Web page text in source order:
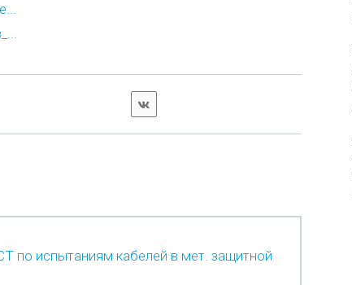
по испытаниям кабелей в мет. защитной